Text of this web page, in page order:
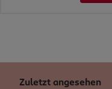
Zuletzt angesehen